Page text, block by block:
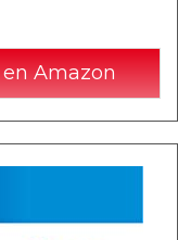
Amazon